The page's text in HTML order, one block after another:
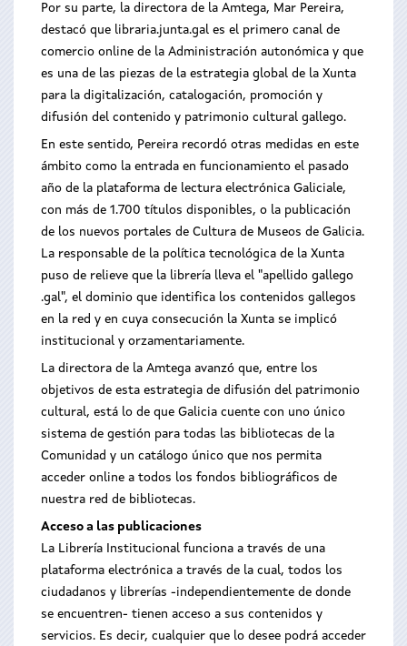
Por su parte, la directora de la Amtega, Mar Pereira,
destacó que libraria.junta.gal es el primero canal de
comercio online de la Administración autonómica y que
es una de las piezas de la estrategia global de la Xunta
para la digitalización, catalogación, promoción y
difusión del contenido y patrimonio cultural gallego.
En este sentido, Pereira recordó otras medidas en este
ámbito como la entrada en funcionamiento el pasado
año de la plataforma de lectura electrónica Galiciale,
con más de 1.700 títulos disponibles, o la publicación
de los nuevos portales de Cultura de Museos de Galicia.
La responsable de la política tecnológica de la Xunta
puso de relieve que la librería lleva el "apellido gallego
.gal", el dominio que identifica los contenidos gallegos
en la red y en cuya consecución la Xunta se implicó
institucional y orzamentariamente.
La directora de la Amtega avanzó que, entre los
objetivos de esta estrategia de difusión del patrimonio
cultural, está lo de que Galicia cuente con uno único
sistema de gestión para todas las bibliotecas de la
Comunidad y un catálogo único que nos permita
acceder online a todos los fondos bibliográficos de
nuestra red de bibliotecas.
Acceso a las publicaciones
La Librería Institucional funciona a través de una
plataforma electrónica a través de la cual, todos los
ciudadanos y librerías -independientemente de donde
se encuentren- tienen acceso a sus contenidos y
servicios. Es decir, cualquier que lo desee podrá acceder